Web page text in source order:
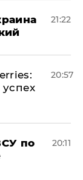
21:22
20:57
по
20:11